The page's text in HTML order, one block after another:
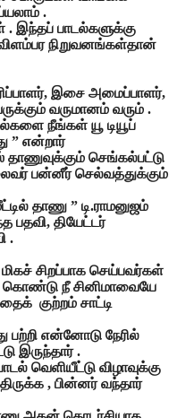
.
. இந்தப் பாடல்களுக்கு
நிறுவனங்கள்தான்
இசை அமைப்பாளர்,
வருமானம் வரும் .
நீங்கள் யூ டியூப்
” என்றார்
தாணுவுக்கும் செங்கல்பட்டு
பன்னீர் செல்வத்துக்கும்
தாணு ” டி.ராமனுஜம்
பதவி, தியேட்டர்
.
சிறப்பாக செய்பவர்கள்
கொண்டு நீ சினிமாவையே
குற்றம் சாட்டி
பற்றி என்னோடு நேரில்
இருந்தார் .
வெளியீட்டு விழாவுக்கு
, பின்னர் வந்தார்